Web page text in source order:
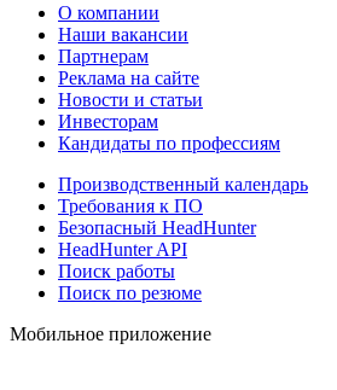
О компании
Наши вакансии
Партнерам
Реклама на сайте
Новости и статьи
Инвесторам
Кандидаты по профессиям
Производственный календарь
Требования к ПО
Безопасный HeadHunter
HeadHunter API
Поиск работы
Поиск по резюме
Мобильное приложение